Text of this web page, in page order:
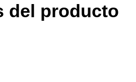
del producto